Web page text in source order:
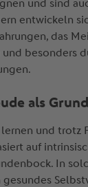
und sind
entwickeln
das
besonders
als
und trotz
auf
In